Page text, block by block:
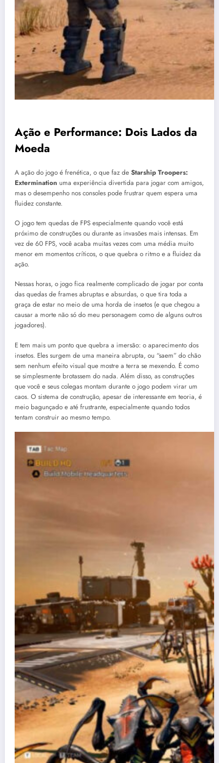
Ação e Performance: Dois Lados da
Moeda
A ação do jogo é frenética, o que faz de Starship Troopers:
Extermination uma experiência divertida para jogar com amigos,
mas o desempenho nos consoles pode frustrar quem espera uma
fluidez constante.
O jogo tem quedas de FPS especialmente quando você está
próximo de construções ou durante as invasões mais intensas. Em
vez de 60 FPS, você acaba muitas vezes com uma média muito
menor em momentos críticos, o que quebra o ritmo e a fluidez da
ação.
Nessas horas, o jogo fica realmente complicado de jogar por conta
das quedas de frames abruptas e absurdas, o que tira toda a
graça de estar no meio de uma horda de insetos (e que chegou a
causar a morte não só do meu personagem como de alguns outros
jogadores)​.
E tem mais um ponto que quebra a imersão: o aparecimento dos
insetos. Eles surgem de uma maneira abrupta, ou “saem” do chão
sem nenhum efeito visual que mostre a terra se mexendo. É como
se simplesmente brotassem do nada. Além disso, as construções
que você e seus colegas montam durante o jogo podem virar um
caos. O sistema de construção, apesar de interessante em teoria, é
meio bagunçado e até frustrante, especialmente quando todos
tentam construir ao mesmo tempo.